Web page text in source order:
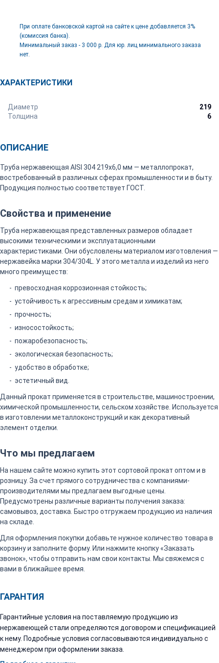
При оплате банковской картой на сайте к цене добавляется 3%
(комиссия банка).
Минимальный заказ - 3 000 р. Для юр. лиц минимального заказа
нет.
ХАРАКТЕРИСТИКИ
Диаметр
219
Толщина
6
ОПИСАНИЕ
Труба нержавеющая AISI 304 219х6,0 мм — металлопрокат,
востребованный в различных сферах промышленности и в быту.
Продукция полностью соответствует ГОСТ.
Свойства и применение
Труба нержавеющая представленных размеров обладает
высокими техническими и эксплуатационными
характеристиками. Они обусловлены материалом изготовления —
нержавейка марки 304/304L. У этого металла и изделий из него
много преимуществ:
превосходная коррозионная стойкость;
устойчивость к агрессивным средам и химикатам;
прочность;
износостойкость;
пожаробезопасность;
экологическая безопасность;
удобство в обработке;
эстетичный вид.
Данный прокат применяется в строительстве, машиностроении,
химической промышленности, сельском хозяйстве. Используется
в изготовлении металлоконструкций и как декоративный
элемент отделки.
Что мы предлагаем
На нашем сайте можно купить этот сортовой прокат оптом и в
розницу. За счет прямого сотрудничества с компаниями-
производителями мы предлагаем выгодные цены.
Предусмотрены различные варианты получения заказа:
самовывоз, доставка. Быстро отгружаем продукцию из наличия
на складе.
Для оформления покупки добавьте нужное количество товара в
корзину и заполните форму. Или нажмите кнопку «Заказать
звонок», чтобы отправить нам свои контакты. Мы свяжемся с
вами в ближайшее время.
ГАРАНТИЯ
Гарантийные условия на поставляемую продукцию из
нержавеющей стали определяются договором и спецификацией
к нему. Подробные условия согласовываются индивидуально с
менеджером при оформлении заказа.